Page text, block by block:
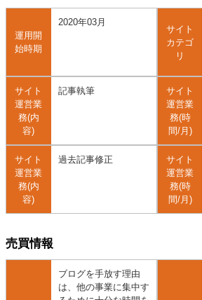
運用開
始時期
2020年03月
サイト
カテゴ
リ
サイト
運営業
務(内
容)
記事執筆
サイト
運営業
務(時
間/月)
サイト
運営業
務(内
容)
過去記事修正
サイト
運営業
務(時
間/月)
売買情報
ブログを手放す理由
は、他の事業に集中す